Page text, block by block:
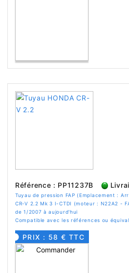
Référence : PP11237B
Tuyau de pression FAP (Emplacement :
CR-V 2.2 Mk 3 I-CTDI (moteur : N22A2 -
de 1/2007 à aujourd'hui
Compatible avec les références ou
PRIX : 58 € TTC